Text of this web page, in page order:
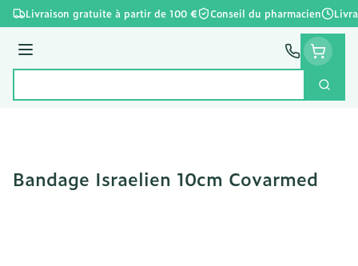
Aller au contenu
Livraison gratuite à partir de 100 € Conseil du pharmacien
Menu
Bandage Israelien 10cm Covarmed